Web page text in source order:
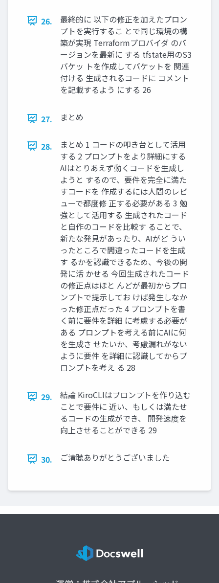
26.
最終的に 以下の修正を加えたプロン
プトを実行するこ とで同じ環境の構
築が実現 Terraformプロバイダ のバ
ージョンを最新に する tfstate用のS3
バケッ トを作成してバケットを 関連
付ける 生成されるコードに コメント
を記載するよう にする 26
27. まとめ
28.
まとめ 1 コードの叩き台として活用
する 2 プロンプトをより詳細にする
AIはとりあえず動くコードを生成し
ようと するので、要件を完全に満た
すコードを 作成するには人間のレビ
ューで都度修 正する必要がある 3 勉
強として活用する 生成されたコード
と自作のコードを比較す ることで、
新たな発見があったり、AIがど うい
ったところで間違ったコードを生成
す るかを認識できるため、今後の開
発に活 かせる 今回生成されたコード
の修正点はほと んどが最初からプロ
ンプトで提示してお けば発生しなか
った修正点だった 4 プロンプトを書
く前に要件を詳細 に考慮する必要が
ある プロンプトを考える前にAIに何
を生成さ せたいか、考慮漏れがない
ように要件 を詳細に認識してからプ
ロンプトを考え る 28
29.
結論 KiroCLIはプロンプトを作り込む
ことで要件に 近い、もしくは満たせ
るコードの生成ができ、 開発速度を
向上させることができる 29
30. ご清聴ありがとうございました